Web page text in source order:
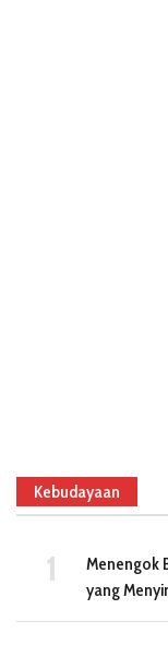
Kebudayaan
Menengok
yang